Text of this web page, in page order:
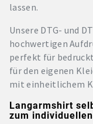
lassen.
Unsere DTG- und
hochwertigen
perfekt für
für den eigenen
mit einheitlichem
Langarmshirt
zum